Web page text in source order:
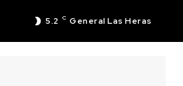
5.2 C General Las Heras